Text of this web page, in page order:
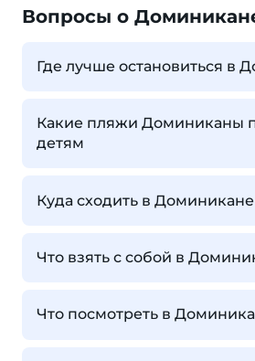
Вопросы о
Где лучше остановиться в
Какие пляжи Доминиканы
детям
Куда сходить в
Что взять с собой в
Что посмотреть в